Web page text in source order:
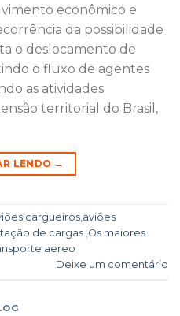
econômico e
da possibilidade
o deslocamento de
o fluxo de agentes
as atividades
territorial do Brasil,
LENDO →
cargueiros aviões
de cargas. Os maiores
aereo
Deixe um comentário